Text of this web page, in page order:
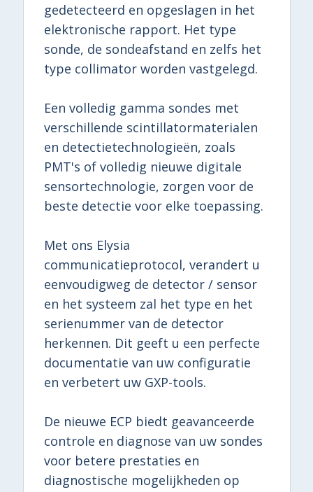
gedetecteerd en opgeslagen in het
elektronische rapport. Het type
sonde, de sondeafstand en zelfs het
type collimator worden vastgelegd.
Een volledig gamma sondes met
verschillende scintillatormaterialen
en detectietechnologieën, zoals
PMT's of volledig nieuwe digitale
sensortechnologie, zorgen voor de
beste detectie voor elke toepassing.
Met ons Elysia
communicatieprotocol, verandert u
eenvoudigweg de detector / sensor
en het systeem zal het type en het
serienummer van de detector
herkennen. Dit geeft u een perfecte
documentatie van uw configuratie
en verbetert uw GXP-tools.
De nieuwe ECP biedt geavanceerde
controle en diagnose van uw sondes
voor betere prestaties en
diagnostische mogelijkheden op